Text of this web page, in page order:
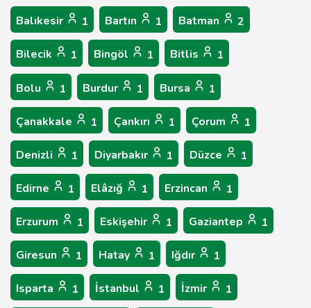
Balıkesir 1 Bartın 1 Batman 2
Bilecik 1 Bingöl 1 Bitlis 1
Bolu 1 Burdur 1 Bursa 1
Çanakkale 1 Çankırı 1 Çorum 1
Denizli 1 Diyarbakır 1 Düzce 1
Edirne 1 Elâzığ 1 Erzincan 1
Erzurum 1 Eskişehir 1 Gaziantep 1
Giresun 1 Hatay 1 Iğdır 1
Isparta 1 İstanbul 1 İzmir 1